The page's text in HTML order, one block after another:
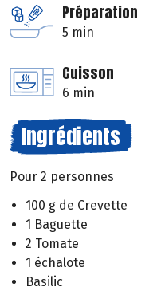
Préparation
5 min
Cuisson
6 min
Ingrédients
Pour 2 personnes
100 g de Crevette
1 Baguette
2 Tomate
1 échalote
Basilic